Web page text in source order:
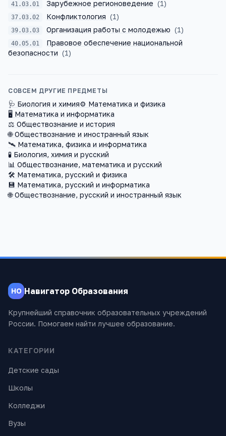
41.03.01 Зарубежное регионоведение (1)
37.03.02 Конфликтология (1)
39.03.03 Организация работы с молодежью (1)
40.05.01
Правовое обеспечение национальной
безопасности (1)
СОВСЕМ ДРУГИЕ ПРЕДМЕТЫ
🩺 Биология и химия⚙️ Математика и физика
🖥️ Математика и информатика
⚖️ Обществознание и история
🌐 Обществознание и иностранный язык
🛰️ Математика, физика и информатика
🧪 Биология, химия и русский
📊 Обществознание, математика и русский
🛠️ Математика, русский и физика
💾 Математика, русский и информатика
🌐 Обществознание, русский и иностранный язык
НО Навигатор Образования
Крупнейший справочник образовательных учреждений
России. Помогаем найти лучшее образование.
КАТЕГОРИИ
Детские сады
Школы
Колледжи
Вузы